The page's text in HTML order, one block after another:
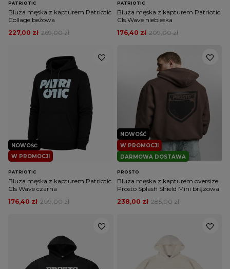
PATRIOTIC
Bluza męska z kapturem Patriotic
Collage beżowa
269,00 zł
227,00 zł
PATRIOTIC
Bluza męska z kapturem Patriotic
Cls Wave niebieska
209,00 zł
176,40 zł
W PROMOCJI
NOWOŚĆ
PATRIOTIC
Bluza męska z kapturem Patriotic
Cls Wave czarna
209,00 zł
176,40 zł
W PROMOCJI
NOWOŚĆ
DARMOWA DOSTAWA
PROSTO
Bluza męska z kapturem oversize
Prosto Splash Shield Mini brązowa
285,00 zł
238,00 zł